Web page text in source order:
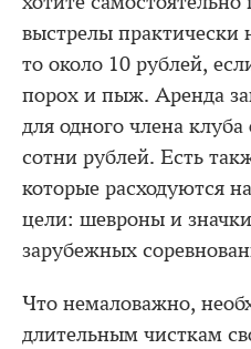
выстрелы практически
то около 10 рублей,
порох и пыж. Аренда
для одного члена
сотни рублей. Есть
которые расходуются
цели: шевроны и
зарубежных
Что немаловажно,
длительным чисткам